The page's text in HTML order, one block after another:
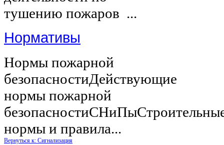
тушению пожаров ...
Нормативы
Нормы пожарной
безопасностиДействующие
нормы пожарной
нормы и правила...
Вернуться к: Сигнализация